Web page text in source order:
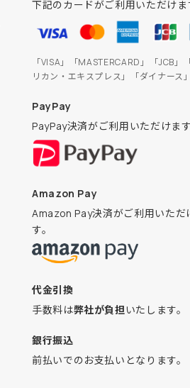
下記のカードがご利用いただけま
「VISA」「MASTERCARD」「JCB」
リカン・エキスプレス」「ダイナース」
PayPay
PayPay決済がご利用いただけます
Amazon Pay
Amazon Pay決済がご利用いただ
す。
代金引換
手数料は弊社が負担いたします。
銀行振込
前払いでのお支払いとなります。